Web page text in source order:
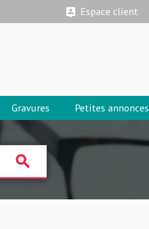
Espace client
Gravures Petites annonces
search